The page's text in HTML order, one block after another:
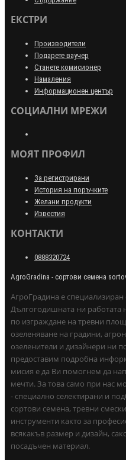
ЕКСТРИ
Производители
Подарете ваучер
Станете комисионер
Намаления
Информационен център
СОЦИАЛНИ МРЕЖИ
МОЯТ ПРОФИЛ
За регистрирани
История на поръчките
Желани продукти
Известия
КОНТАКТИ
0888320724
AgroGradina - сортови семена
АгроГрадина е
Дългогодишната ни работата
по изграждане на тревни
озеленяване на градини,
озеленители и дизайнери ни
предоставим подробна
мисия е да Ви помогнем да
мечти. За това само при нас
- специално селектирани и
сортови семена, тревни
инструменти както за
всякакъв размер и дизайн,
посадъчен материал.